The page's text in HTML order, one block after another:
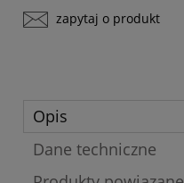
zapytaj o produkt
Opis
Dane techniczne